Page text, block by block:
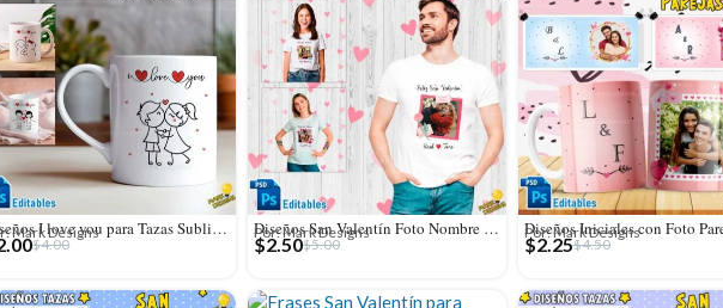
Diseños I love you para Tazas Sublimables
Mark Designs
$4.00
Diseños San Valentín Foto Nombre Personalizado Camisetas
Por: Mark Designs
$5.00
$2.50
Por: Mark Designs
$4.50
$2.25